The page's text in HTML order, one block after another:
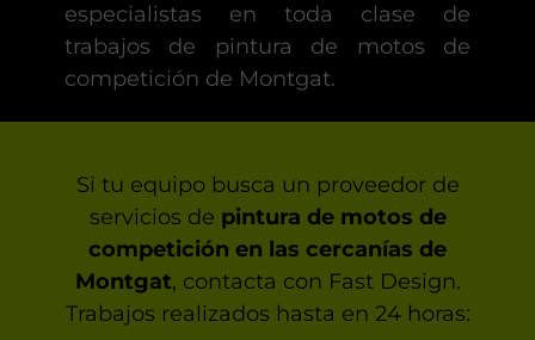
especialistas en toda clase de
trabajos de pintura de motos de
competición de Montgat.
Si tu equipo busca un proveedor de
servicios de pintura de motos de
competición en las cercanías de
Montgat, contacta con Fast Design.
Trabajos realizados hasta en 24 horas: